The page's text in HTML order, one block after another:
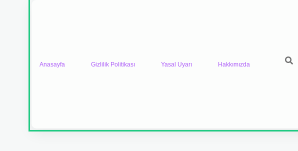
Anasayfa Gizlilik Politikası Yasal Uyarı Hakkımızda